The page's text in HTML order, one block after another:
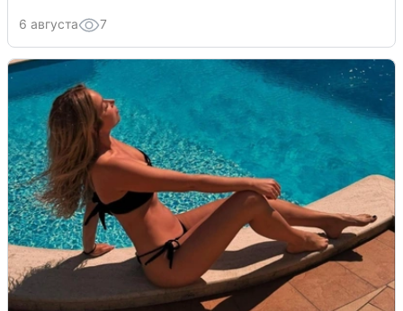
6 августа 7